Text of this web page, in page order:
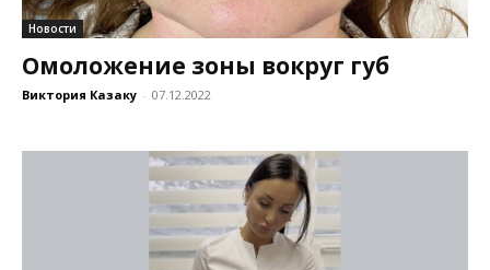
Новости
Омоложение зоны вокруг губ
Виктория Казаку - 07.12.2022